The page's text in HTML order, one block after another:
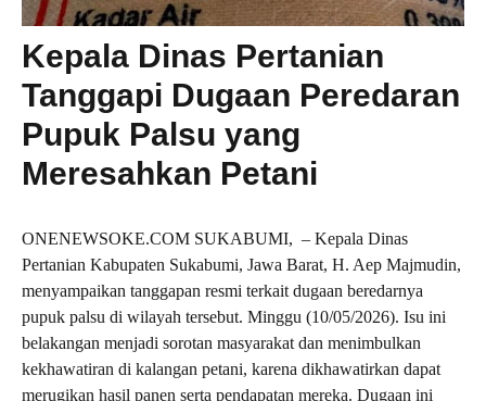
Kepala Dinas Pertanian
Tanggapi Dugaan Peredaran
Pupuk Palsu yang
Meresahkan Petani
ONENEWSOKE.COM SUKABUMI, – Kepala Dinas
Pertanian Kabupaten Sukabumi, Jawa Barat, H. Aep Majmudin,
menyampaikan tanggapan resmi terkait dugaan beredarnya
pupuk palsu di wilayah tersebut. Minggu (10/05/2026). Isu ini
belakangan menjadi sorotan masyarakat dan menimbulkan
kekhawatiran di kalangan petani, karena dikhawatirkan dapat
merugikan hasil panen serta pendapatan mereka. Dugaan ini